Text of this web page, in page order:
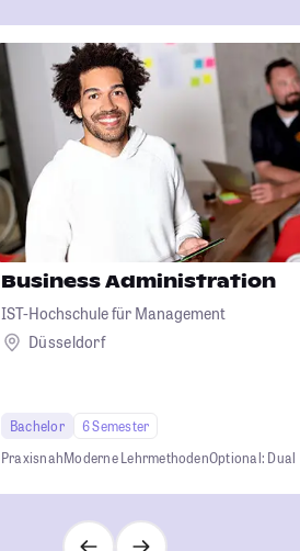
Business Administration
IST-Hochschule für Management
Düsseldorf
Bachelor
6 Semester
PraxisnahModerne LehrmethodenOptional: Dual